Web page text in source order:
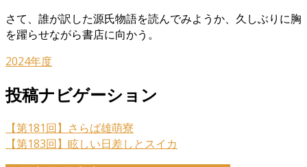
さて、誰が訳した源氏物語を読んでみようか、久しぶりに胸
を躍らせながら書店に向かう。
2024年度
投稿ナビゲーション
【第181回】さらば雄萌寮
【第183回】眩しい日差しとスイカ